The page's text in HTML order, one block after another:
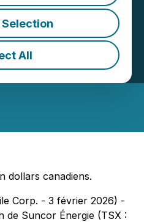
All
déclare un
EST | Source:
dollars canadiens.
Corp. - 3 février 2026) -
de Suncor Énergie (TSX :